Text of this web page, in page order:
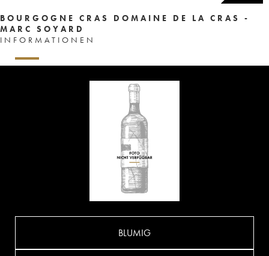
BOURGOGNE CRAS DOMAINE DE LA CRAS -
MARC SOYARD
INFORMATIONEN
BLUMIG